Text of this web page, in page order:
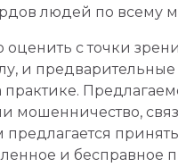
людей по всему
с точки
и
мошенничество,
и бесправное